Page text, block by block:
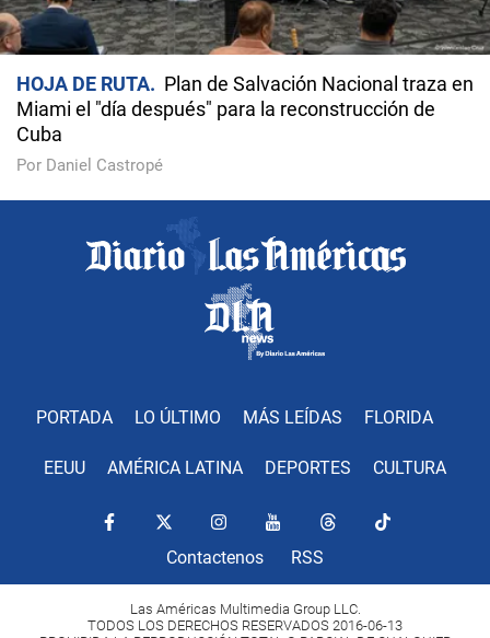
HOJA DE RUTA
Plan de Salvación Nacional traza en
Miami el "día después" para la reconstrucción de
Cuba
Por Daniel Castropé
PORTADA LO ÚLTIMO MÁS LEÍDAS FLORIDA
EEUU AMÉRICA LATINA DEPORTES CULTURA
Contactenos RSS
Las Américas Multimedia Group LLC.
TODOS LOS DERECHOS RESERVADOS 2016-06-13